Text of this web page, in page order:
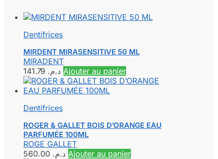
Dentifrices
MIRDENT MIRASENSITIVE 50 ML
MIRADENT
د.م. Ajouter au panier
Dentifrices
ROGER & GALLET BOIS D’ORANGE EAU
PARFUMÉE 100ML
ROGE GALLET
د.م. Ajouter au panier